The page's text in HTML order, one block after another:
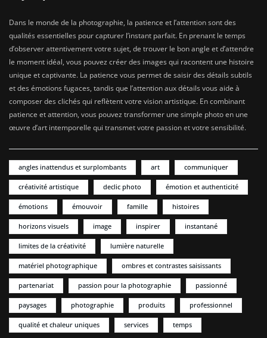
Dans le monde de la photographie, la patience et l’attention sont des
qualités essentielles pour capturer l’instant parfait. En prenant le temps
d’observer attentivement votre sujet, de trouver le bon angle et d’attendre
le moment idéal, vous pouvez créer des images qui racontent une histoire
unique et captivante. La patience vous permet de saisir des détails subtils
et des émotions fugaces, tandis que l’attention aux détails vous aide à
composer des clichés qui reflètent votre vision artistique. En combinant
patience et attention, vous pouvez transformer une simple photo en une
œuvre d’art intemporelle qui transmet votre passion et votre sensibilité.
angles inattendus et surplombants art communiquer
créativité artistique declic photo émotion et authenticité
émotions émouvoir famille histoires
horizons visuels image inspirer instantané
limites de la créativité lumière naturelle
matériel photographique ombres et contrastes saisissants
partenariat passion pour la photographie passionné
paysages photographie produits professionnel
qualité et chaleur uniques services temps